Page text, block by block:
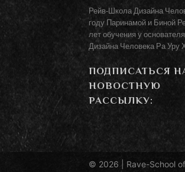
Рейв-Школа Дизайна
году Паринамой и Биной
лет обучения у
Дизайна Человека Ра Уру
ПОДПИСАТЬСЯ
НОВОСТНУЮ
РАССЫЛКУ:
© 2026 | Rave-School